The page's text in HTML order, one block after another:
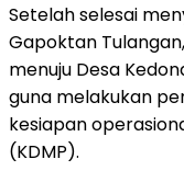
Setelah selesai
Gapoktan
menuju Desa
guna melakukan
kesiapan
(KDMP).